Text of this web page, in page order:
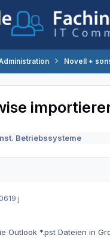
Novell +
Betriebssysteme
19 j
Outlook *.pst Dateien in